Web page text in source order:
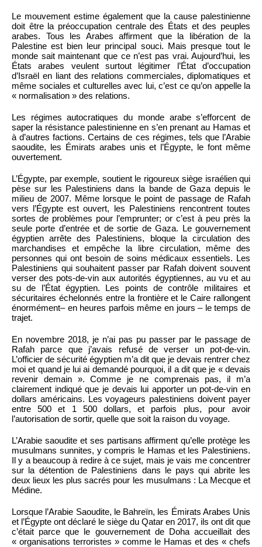
Le mouvement estime également que la cause palestinienne
doit être la préoccupation centrale des États et des peuples
arabes. Tous les Arabes affirment que la libération de la
Palestine est bien leur principal souci. Mais presque tout le
monde sait maintenant que ce n’est pas vrai. Aujourd’hui, les
États arabes veulent surtout légitimer l’État d’occupation
d’Israël en liant des relations commerciales, diplomatiques et
même sociales et culturelles avec lui, c’est ce qu’on appelle la
« normalisation » des relations.
Les régimes autocratiques du monde arabe s’efforcent de
saper la résistance palestinienne en s’en prenant au Hamas et
à d’autres factions. Certains de ces régimes, tels que l’Arabie
saoudite, les Émirats arabes unis et l’Égypte, le font même
ouvertement.
L’Égypte, par exemple, soutient le rigoureux siège israélien qui
pèse sur les Palestiniens dans la bande de Gaza depuis le
milieu de 2007. Même lorsque le point de passage de Rafah
vers l’Égypte est ouvert, les Palestiniens rencontrent toutes
sortes de problèmes pour l’emprunter; or c’est à peu près la
seule porte d’entrée et de sortie de Gaza. Le gouvernement
égyptien arrête des Palestiniens, bloque la circulation des
marchandises et empêche la libre circulation, même des
personnes qui ont besoin de soins médicaux essentiels. Les
Palestiniens qui souhaitent passer par Rafah doivent souvent
verser des pots-de-vin aux autorités égyptiennes, au vu et au
su de l’État égyptien. Les points de contrôle militaires et
sécuritaires échelonnés entre la frontière et le Caire rallongent
énormément– en heures parfois même en jours – le temps de
trajet.
En novembre 2018, je n’ai pas pu passer par le passage de
Rafah parce que j’avais refusé de verser un pot-de-vin.
L’officier de sécurité égyptien m’a dit que je devais rentrer chez
moi et quand je lui ai demandé pourquoi, il a dit que je « devais
revenir demain ». Comme je ne comprenais pas, il m’a
clairement indiqué que je devais lui apporter un pot-de-vin en
dollars américains. Les voyageurs palestiniens doivent payer
entre 500 et 1 500 dollars, et parfois plus, pour avoir
l’autorisation de sortir, quelle que soit la raison du voyage.
L’Arabie saoudite et ses partisans affirment qu’elle protège les
musulmans sunnites, y compris le Hamas et les Palestiniens.
Il y a beaucoup à redire à ce sujet, mais je vais me concentrer
sur la détention de Palestiniens dans le pays qui abrite les
deux lieux les plus sacrés pour les musulmans : La Mecque et
Médine.
Lorsque l’Arabie Saoudite, le Bahreïn, les Émirats Arabes Unis
et l’Égypte ont déclaré le siège du Qatar en 2017, ils ont dit que
c’était parce que le gouvernement de Doha accueillait des
« organisations terroristes » comme le Hamas et des « chefs